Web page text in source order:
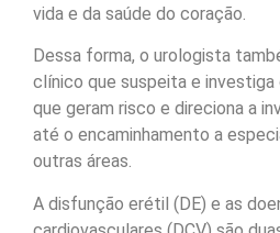
vida e da saúde do coração.
Dessa forma, o urologista
clínico que suspeita e investiga
que geram risco e direciona a
até o encaminhamento a
outras áreas.
A disfunção erétil (DE) e as